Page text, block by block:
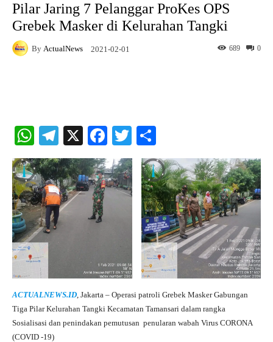
Pilar Jaring 7 Pelanggar ProKes OPS
Grebek Masker di Kelurahan Tangki
By ActualNews 2021-02-01 0
689
W
ha
ts
A
pp
Te
le
gr
a
m
X
Fa
ce
bo
ok
T
wi
tte
r
ha
re
ACTUALNEWS.ID , Jakarta – Operasi patroli Grebek Masker Gabungan
Tiga Pilar Kelurahan Tangki Kecamatan Tamansari dalam rangka
Sosialisasi dan penindakan pemutusan penularan wabah Virus CORONA
(COVID -19)